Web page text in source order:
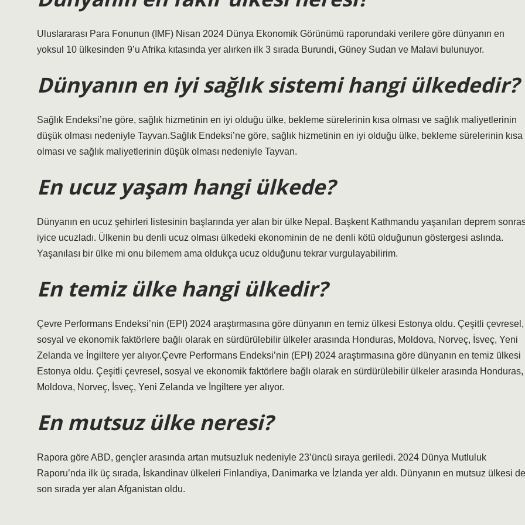
Uluslararası Para Fonunun (IMF) Nisan 2024 Dünya Ekonomik Görünümü raporundaki verilere göre dünyanın en
yoksul 10 ülkesinden 9’u Afrika kıtasında yer alırken ilk 3 sırada Burundi, Güney Sudan ve Malavi bulunuyor.
Dünyanın en iyi sağlık sistemi hangi ülkededir?
Sağlık Endeksi’ne göre, sağlık hizmetinin en iyi olduğu ülke, bekleme sürelerinin kısa olması ve sağlık maliyetlerinin
düşük olması nedeniyle Tayvan.Sağlık Endeksi’ne göre, sağlık hizmetinin en iyi olduğu ülke, bekleme sürelerinin kısa
olması ve sağlık maliyetlerinin düşük olması nedeniyle Tayvan.
En ucuz yaşam hangi ülkede?
Dünyanın en ucuz şehirleri listesinin başlarında yer alan bir ülke Nepal. Başkent Kathmandu yaşanılan deprem
iyice ucuzladı. Ülkenin bu denli ucuz olması ülkedeki ekonominin de ne denli kötü olduğunun göstergesi aslında.
Yaşanılası bir ülke mi onu bilemem ama oldukça ucuz olduğunu tekrar vurgulayabilirim.
En temiz ülke hangi ülkedir?
Çevre Performans Endeksi’nin (EPI) 2024 araştırmasına göre dünyanın en temiz ülkesi Estonya oldu. Çeşitli çevresel,
sosyal ve ekonomik faktörlere bağlı olarak en sürdürülebilir ülkeler arasında Honduras, Moldova, Norveç, İsveç, Yeni
Zelanda ve İngiltere yer alıyor.Çevre Performans Endeksi’nin (EPI) 2024 araştırmasına göre dünyanın en temiz ülkesi
Estonya oldu. Çeşitli çevresel, sosyal ve ekonomik faktörlere bağlı olarak en sürdürülebilir ülkeler arasında Honduras,
Moldova, Norveç, İsveç, Yeni Zelanda ve İngiltere yer alıyor.
En mutsuz ülke neresi?
Rapora göre ABD, gençler arasında artan mutsuzluk nedeniyle 23’üncü sıraya geriledi. 2024 Dünya Mutluluk
Raporu’nda ilk üç sırada, İskandinav ülkeleri Finlandiya, Danimarka ve İzlanda yer aldı. Dünyanın en mutsuz ülkesi de
son sırada yer alan Afganistan oldu.